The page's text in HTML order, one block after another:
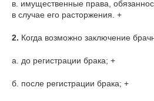
в. имущественные права,
в случае его расторжения. +
2. Когда возможно заключение
а. до регистрации брака; +
б. после регистрации брака; +